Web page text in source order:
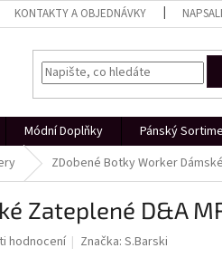
KONTAKTY A OBJEDNÁVKY
Módní Doplňky Pánský
ZDobené Botky Worker
Zateplené D&A
hodnocení Značka:S.Barski